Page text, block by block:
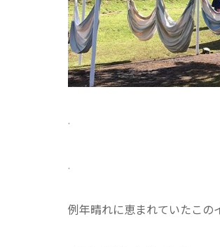
.
.
例年晴れに恵まれていたこの